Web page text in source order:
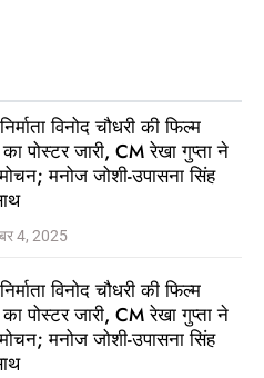
विनोद चौधरी की फिल्म
का पोस्टर जारी, CM रेखा गुप्ता ने
मनोज जोशी-उपासना सिंह
4, 2025
विनोद चौधरी की फिल्म
का पोस्टर जारी, CM रेखा गुप्ता ने
मनोज जोशी-उपासना सिंह